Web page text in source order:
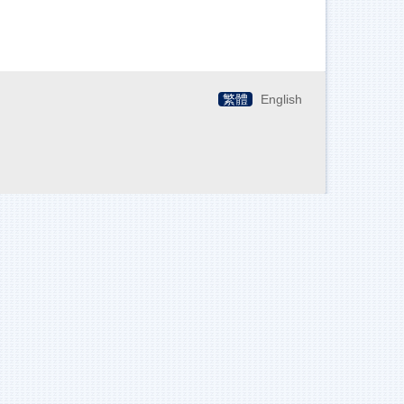
繁體 English